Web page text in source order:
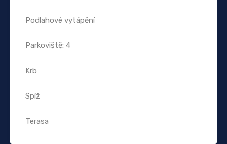
Podlahové vytápění
Parkoviště: 4
Krb
Spíž
Terasa